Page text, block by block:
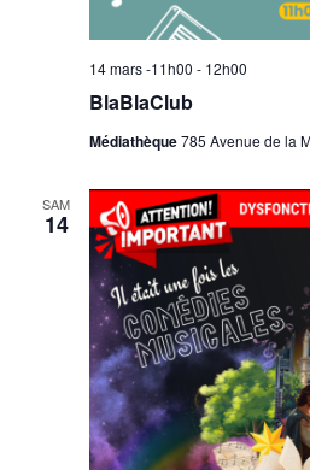
BlaBlaClub
14 mars -11h00 - 12h00
Médiathèque785 Avenue de la
SAM
14